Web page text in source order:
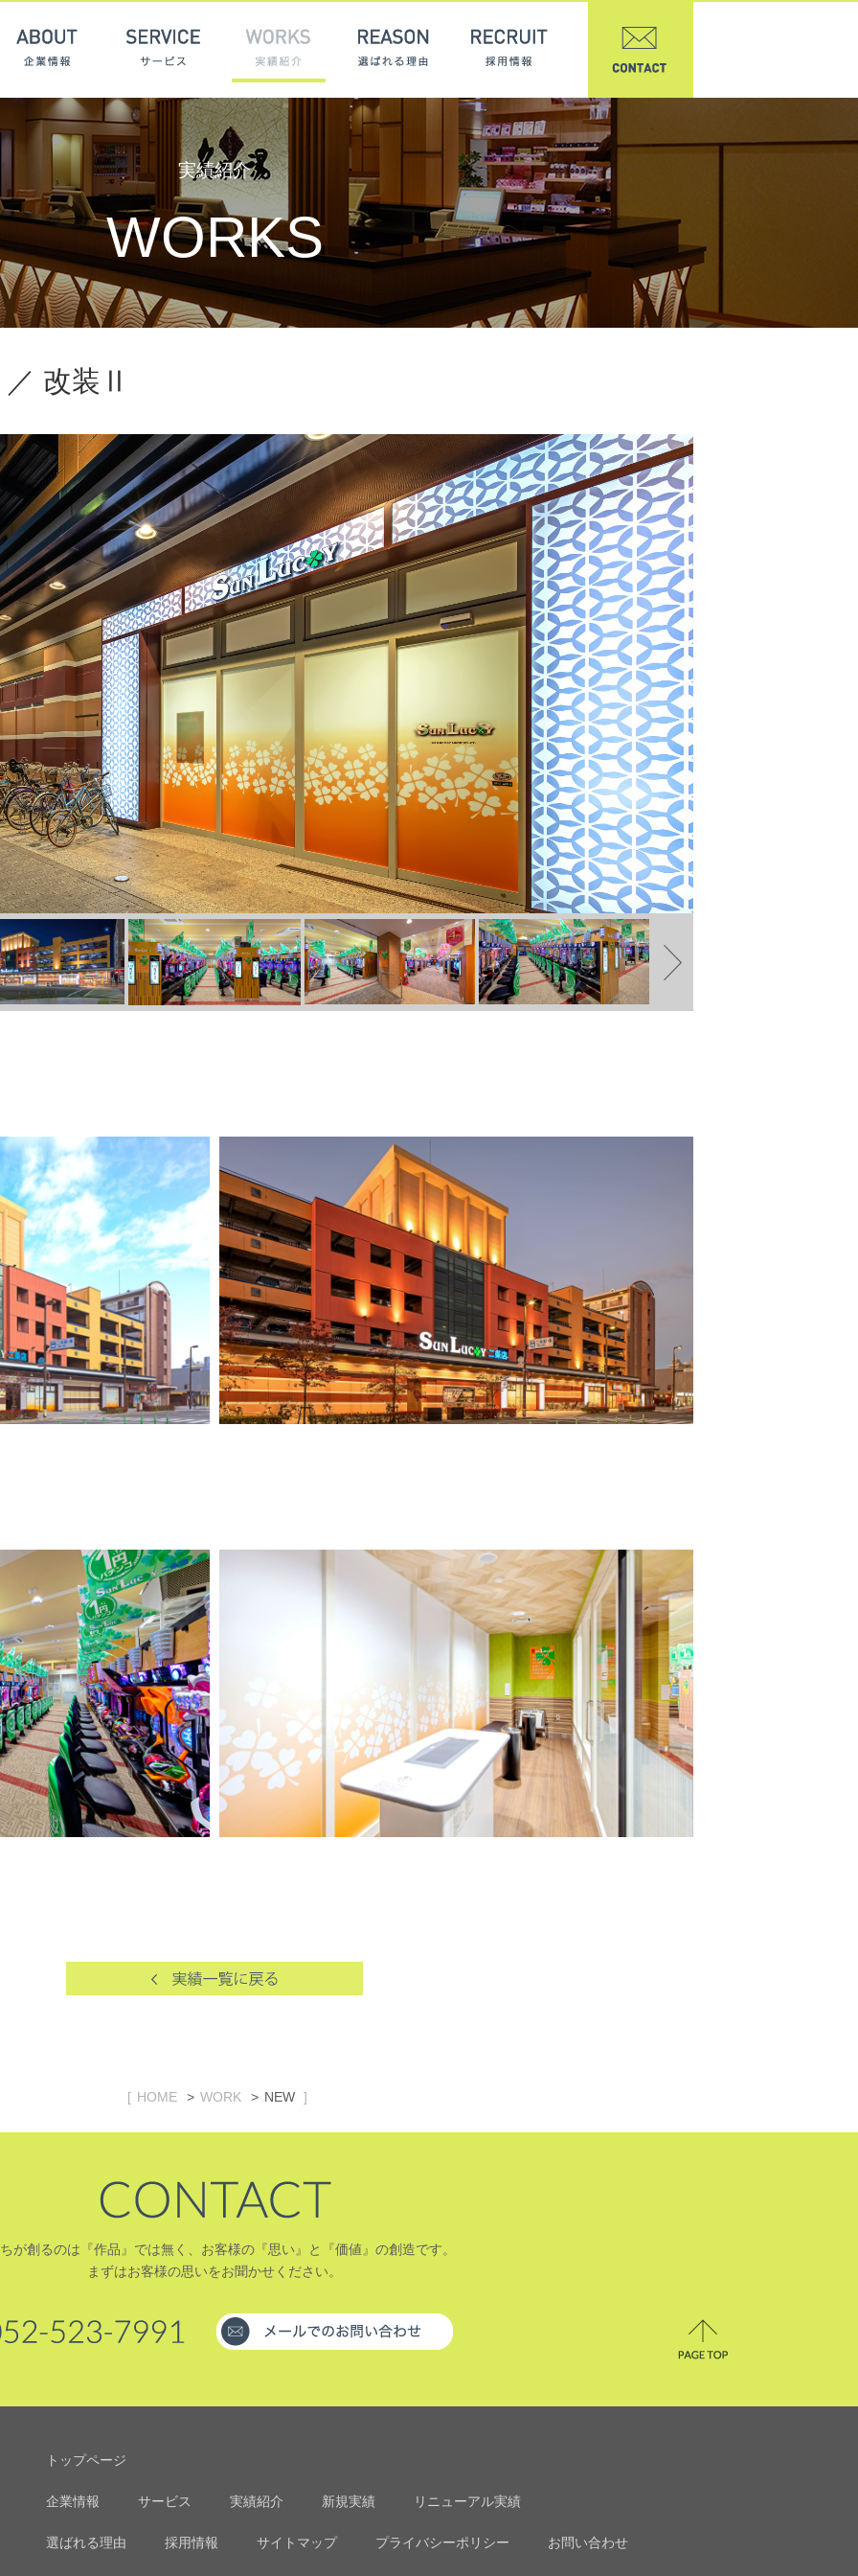
ABOUT 企業情報SERVICE サービスWORKS 実績紹介REASON 選ばれる理由
RECRUIT 採用情報
実績紹介
WORKS
改装Ⅱ
HOME WORK NEW
が創るのは『作品』では無く、お客様の『思い』と『価値』の創造です。
まずはお客様の思いをお聞かせください。
トップページ
企業情報 サービス 実績紹介 新規実績 リニューアル実績
選ばれる理由 採用情報 サイトマップ プライバシーポリシー お問い合わせ